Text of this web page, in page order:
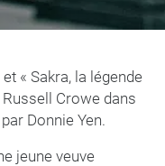
« Sakra, la légende
Crowe dans
Donnie Yen.
jeune veuve